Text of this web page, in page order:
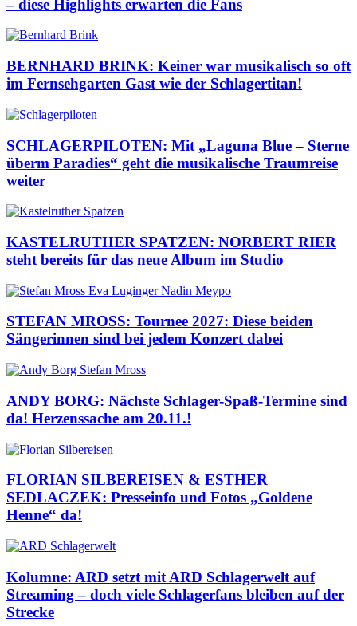
– diese Highlights erwarten die Fans
BERNHARD BRINK: Keiner war musikalisch so oft
im Fernsehgarten Gast wie der Schlagertitan!
SCHLAGERPILOTEN: Mit „Laguna Blue – Sterne
überm Paradies“ geht die musikalische Traumreise
weiter
KASTELRUTHER SPATZEN: NORBERT RIER
steht bereits für das neue Album im Studio
STEFAN MROSS: Tournee 2027: Diese beiden
Sängerinnen sind bei jedem Konzert dabei
ANDY BORG: Nächste Schlager-Spaß-Termine sind
da! Herzenssache am 20.11.!
FLORIAN SILBEREISEN & ESTHER
SEDLACZEK: Presseinfo und Fotos „Goldene
Henne“ da!
Kolumne: ARD setzt mit ARD Schlagerwelt auf
Streaming – doch viele Schlagerfans bleiben auf der
Strecke